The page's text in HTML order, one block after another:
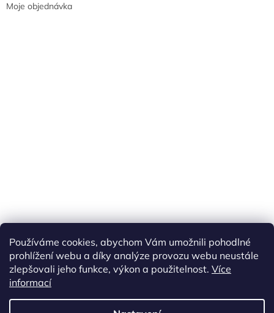
Používáme cookies, abychom Vám umožnili pohodlné
prohlížení webu a díky analýze provozu webu neustále
zlepšovali jeho funkce, výkon a použitelnost. Více
informací
Moje objednávka
Tisíce výdejních míst po celé ČR
Vytvořil Shoptet